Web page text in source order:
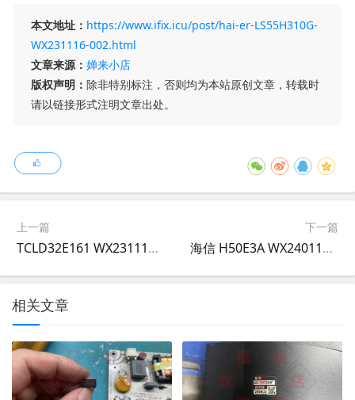
本文地址： https://www.ifix.icu/post/hai-er-LS55H310G-
WX231116-002.html
文章来源： 婵来小店
版权声明： 除非特别标注，否则均为本站原创文章，转载时
请以链接形式注明文章出处。
上一篇
TCLD32E161 WX231116-001
下一篇
海信 H50E3A WX240111-001
相关文章